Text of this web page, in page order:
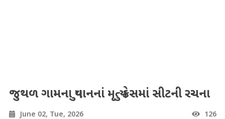
જુથળ ગામના યુવાનનાં મૃત્યુ કેસમાં સીટની રચના
June 02, Tue, 2026 126